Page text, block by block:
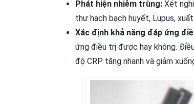
Phát hiện nhiễm trùng: Xét
thư hạch bạch huyết, Lupus,
Xác định khả năng đáp ứng
ứng điều trị được hay không.
độ CRP tăng nhanh và giảm